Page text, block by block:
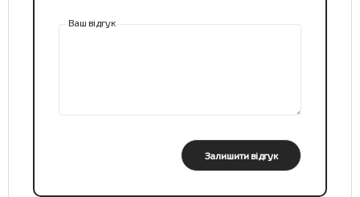
Ваш відгук
Залишити відгук